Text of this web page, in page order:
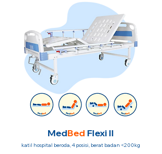
MedBed Flexi II
katil hospital beroda, 4 posisi, berat badan <200kg